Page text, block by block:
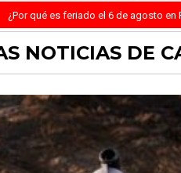
¿Por qué es feriado el 6 de agosto en
NOTICIAS DE